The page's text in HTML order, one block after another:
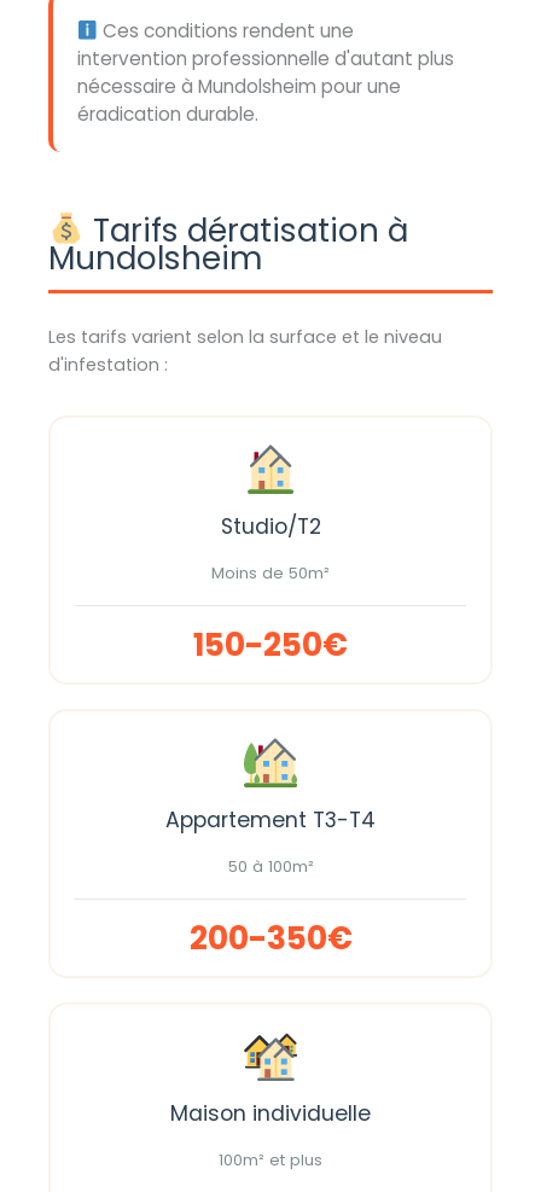
Ces conditions rendent une
intervention professionnelle d'autant plus
nécessaire à Mundolsheim pour une
éradication durable.
Tarifs dératisation à
Mundolsheim
Les tarifs varient selon la surface et le niveau
d'infestation :
Studio/T2
Moins de 50m²
150-250€
Appartement T3-T4
50 à 100m²
200-350€
Maison individuelle
100m² et plus